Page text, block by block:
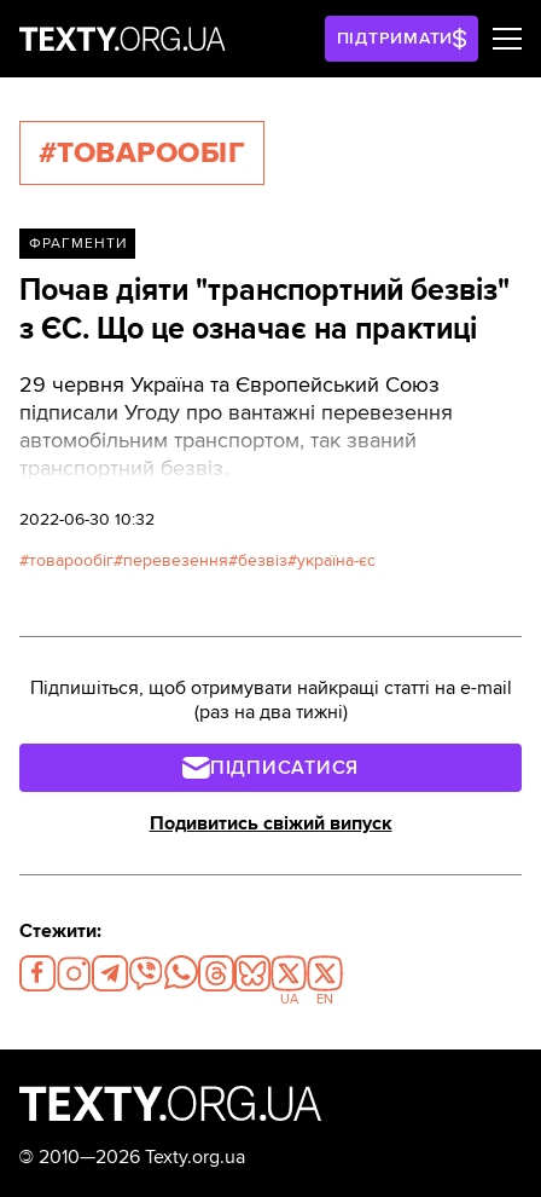
ПІДТРИМАТИ
#ТОВАРООБІГ
ФРАГМЕНТИ
Почав діяти "транспортний безвіз"
з ЄС. Що це означає на практиці
29 червня Україна та Європейський Союз
підписали Угоду про вантажні перевезення
автомобільним транспортом, так званий
транспортний безвіз.
2022-06-30 10:32
товарообіг перевезення безвіз україна-єс
Підпишіться, щоб отримувати найкращі статті на e-mail
(раз на два тижні)
ПІДПИСАТИСЯ
Подивитись свіжий випуск
Стежити:
UA EN
© 2010—2026 Texty.org.ua